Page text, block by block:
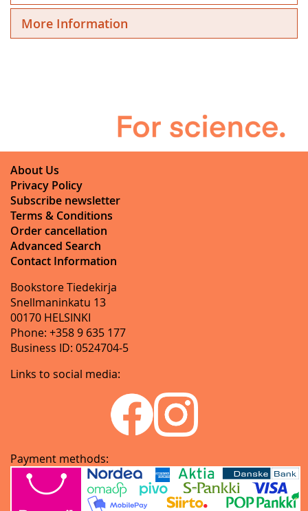
More Information
About Us
Privacy Policy
Subscribe newsletter
Terms & Conditions
Order cancellation
Advanced Search
Contact Information
Bookstore Tiedekirja
Snellmaninkatu 13
00170 HELSINKI
Phone: +358 9 635 177
Business ID: 0524704-5
Links to social media:
Payment methods: